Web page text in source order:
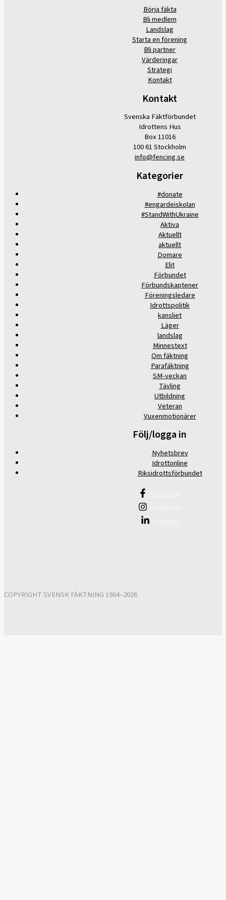
Börja fäkta
Bli medlem
Landslag
Starta en förening
Bli partner
Värderingar
Strategi
Kontakt
Kontakt
Svenska Fäktförbundet
Idrottens Hus
Box 11016
100 61 Stockholm
info@fencing.se
Kategorier
#donate
#engardeiskolan
#StandWithUkraine
Aktiva
Aktuellt
aktuellt
Domare
Elit
Förbundet
Förbundskaptener
Föreningsledare
Idrottspolitik
kansliet
Läger
landslag
Minnestext
Om fäktning
Parafäktning
SM-veckan
Tävling
Utbildning
Veteran
Vuxenmotionärer
Följ/logga in
Nyhetsbrev
Idrottonline
Riksidrottsförbundet
COPYRIGHT SVENSK FÄKTNING 1904–2026